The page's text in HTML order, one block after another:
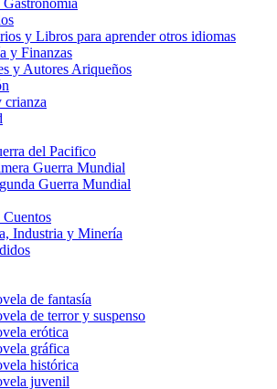
y Libros para aprender otros idiomas
y Finanzas
y Autores Ariqueños
crianza
del Pacifico
Guerra Mundial
Guerra Mundial
Industria y Minería
de fantasía
de terror y suspenso
erótica
gráfica
histórica
juvenil